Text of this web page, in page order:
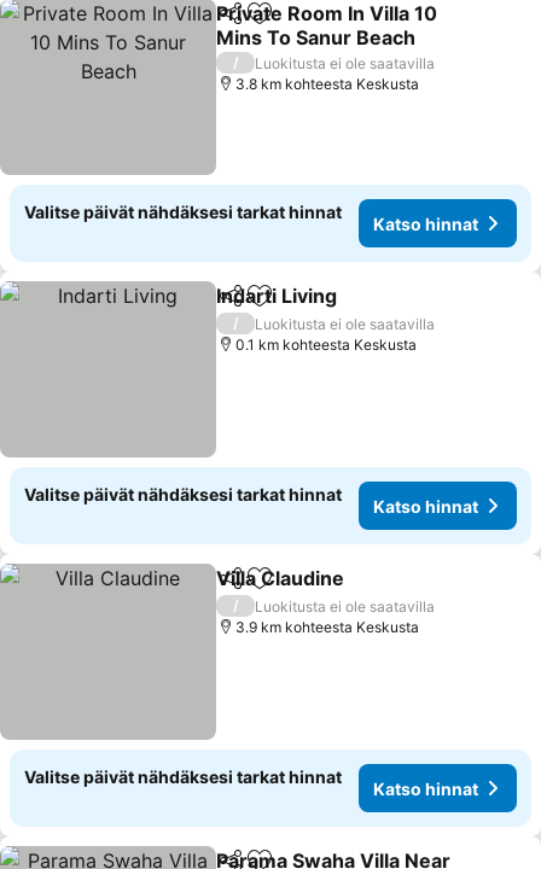
Jaa Lisää suosikkeihin
Private Room In Villa 10
Mins To Sanur Beach
/
Luokitusta ei ole saatavilla
3.8 km kohteesta Keskusta
Valitse päivät nähdäksesi tarkat hinnat
Katso hinnat
Jaa Lisää suosikkeihin
Indarti Living
/
Luokitusta ei ole saatavilla
0.1 km kohteesta Keskusta
Valitse päivät nähdäksesi tarkat hinnat
Katso hinnat
Jaa Lisää suosikkeihin
Villa Claudine
/
Luokitusta ei ole saatavilla
3.9 km kohteesta Keskusta
Valitse päivät nähdäksesi tarkat hinnat
Katso hinnat
Parama Swaha Villa Near